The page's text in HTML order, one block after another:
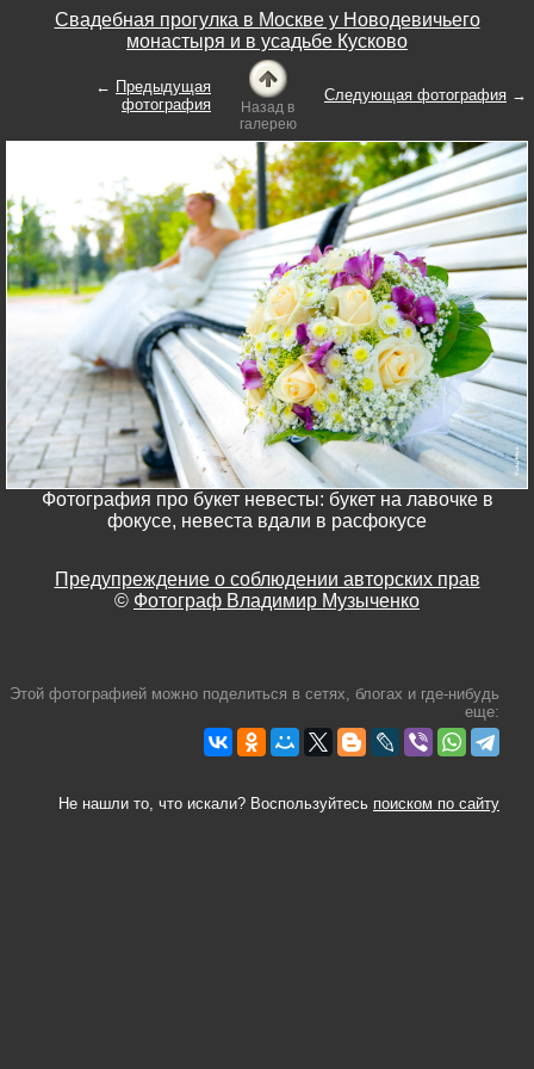
Свадебная прогулка в Москве у Новодевичьего
монастыря и в усадьбе Кусково
← Предыдущая
фотография
Назад в
галерею
Следующая фотография →
Фотография про букет невесты: букет на лавочке в
фокусе, невеста вдали в расфокусе
Предупреждение о соблюдении авторских прав
© Фотограф Владимир Музыченко
Этой фотографией можно поделиться в сетях, блогах и где-нибудь
еще:
Не нашли то, что искали? Воспользуйтесь поиском по сайту